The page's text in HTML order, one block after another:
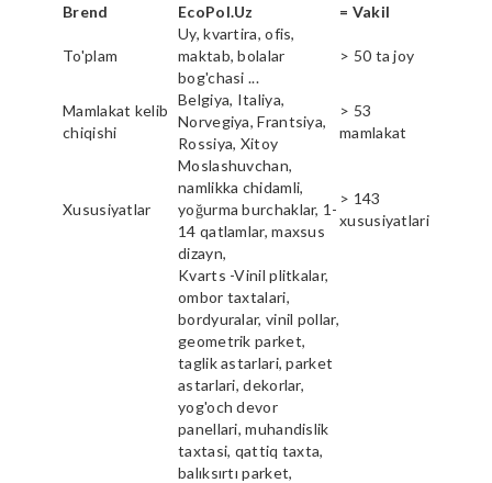
Brend EcoPol.Uz = Vakil
To'plam
Uy, kvartira, ofis,
maktab, bolalar
bog'chasi ...
> 50 ta joy
Mamlakat kelib
chiqishi
Belgiya, Italiya,
Norvegiya, Frantsiya,
Rossiya, Xitoy
> 53
mamlakat
Xususiyatlar
Moslashuvchan,
namlikka chidamli,
yoğurma burchaklar, 1-
14 qatlamlar, maxsus
dizayn,
> 143
xususiyatlari
Kvarts -Vinil plitkalar,
ombor taxtalari,
bordyuralar, vinil pollar,
geometrik parket,
taglik astarlari, parket
astarlari, dekorlar,
yog'och devor
panellari, muhandislik
taxtasi, qattiq taxta,
balıksırtı parket,